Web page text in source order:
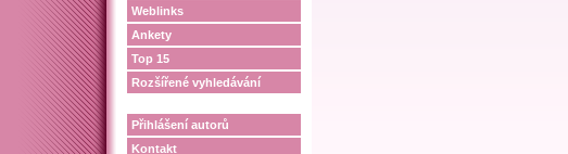
Weblinks
Ankety
Top 15
Rozšířené vyhledávání
Přihlášení autorů
Kontakt